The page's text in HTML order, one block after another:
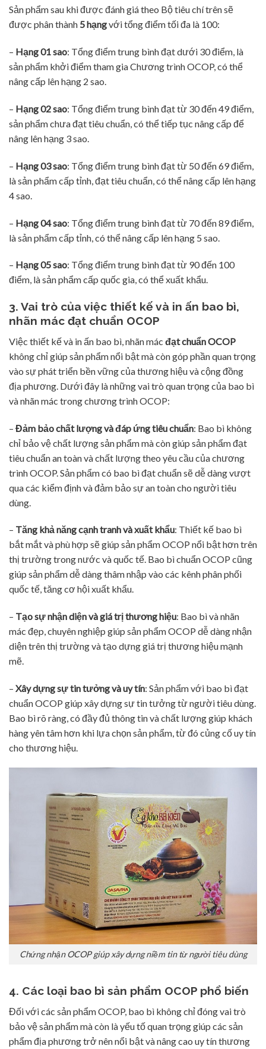
Sản phẩm sau khi được đánh giá theo Bộ tiêu chí trên sẽ
được phân thành 5 hạngvới tổng điểm tối đa là 100:
– Hạng 01 sao: Tổng điểm trung bình đạt dưới 30 điểm, là
sản phẩm khởi điểm tham gia Chương trình OCOP, có thể
nâng cấp lên hạng 2 sao.
– Hạng 02 sao: Tổng điểm trung bình đạt từ 30 đến 49 điểm,
sản phẩm chưa đạt tiêu chuẩn, có thể tiếp tục nâng cấp để
nâng lên hạng 3 sao.
– Hạng 03 sao: Tổng điểm trung bình đạt từ 50 đến 69 điểm,
là sản phẩm cấp tỉnh, đạt tiêu chuẩn, có thể nâng cấp lên hạng
4 sao.
– Hạng 04 sao: Tổng điểm trung bình đạt từ 70 đến 89 điểm,
là sản phẩm cấp tỉnh, có thể nâng cấp lên hạng 5 sao.
– Hạng 05 sao: Tổng điểm trung bình đạt từ 90 đến 100
điểm, là sản phẩm cấp quốc gia, có thể xuất khẩu.
3. Vai trò của việc thiết kế và in ấn bao bì,
nhãn mác đạt chuẩn OCOP
Việc thiết kế và in ấn bao bì, nhãn mác đạt chuẩn OCOP
không chỉ giúp sản phẩm nổi bật mà còn góp phần quan trọng
vào sự phát triển bền vững của thương hiệu và cộng đồng
địa phương. Dưới đây là những vai trò quan trọng của bao bì
và nhãn mác trong chương trình OCOP:
– Đảm bảo chất lượng và đáp ứng tiêu chuẩn: Bao bì không
chỉ bảo vệ chất lượng sản phẩm mà còn giúp sản phẩm đạt
tiêu chuẩn an toàn và chất lượng theo yêu cầu của chương
trình OCOP. Sản phẩm có bao bì đạt chuẩn sẽ dễ dàng vượt
qua các kiểm định và đảm bảo sự an toàn cho người tiêu
dùng.
– Tăng khả năng cạnh tranh và xuất khẩu: Thiết kế bao bì
bắt mắt và phù hợp sẽ giúp sản phẩm OCOP nổi bật hơn trên
thị trường trong nước và quốc tế. Bao bì chuẩn OCOP cũng
giúp sản phẩm dễ dàng thâm nhập vào các kênh phân phối
quốc tế, tăng cơ hội xuất khẩu.
– Tạo sự nhận diện và giá trị thương hiệu: Bao bì và nhãn
mác đẹp, chuyên nghiệp giúp sản phẩm OCOP dễ dàng nhận
diện trên thị trường và tạo dựng giá trị thương hiệu mạnh
mẽ.
– Xây dựng sự tin tưởng và uy tín: Sản phẩm với bao bì đạt
chuẩn OCOP giúp xây dựng sự tin tưởng từ người tiêu dùng.
Bao bì rõ ràng, có đầy đủ thông tin và chất lượng giúp khách
hàng yên tâm hơn khi lựa chọn sản phẩm, từ đó củng cố uy tín
cho thương hiệu.
Chứng nhận OCOP giúp xây dựng niềm tin từ người tiêu dùng
4. Các loại bao bì sản phẩm OCOP phổ biến
Đối với các sản phẩm OCOP, bao bì không chỉ đóng vai trò
bảo vệ sản phẩm mà còn là yếu tố quan trọng giúp các sản
phẩm địa phương trở nên nổi bật và nâng cao uy tín thương